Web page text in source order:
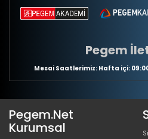
Pegem
Mesai Saatlerimiz: Hafta içi:
Pegem.Net
Kurumsal